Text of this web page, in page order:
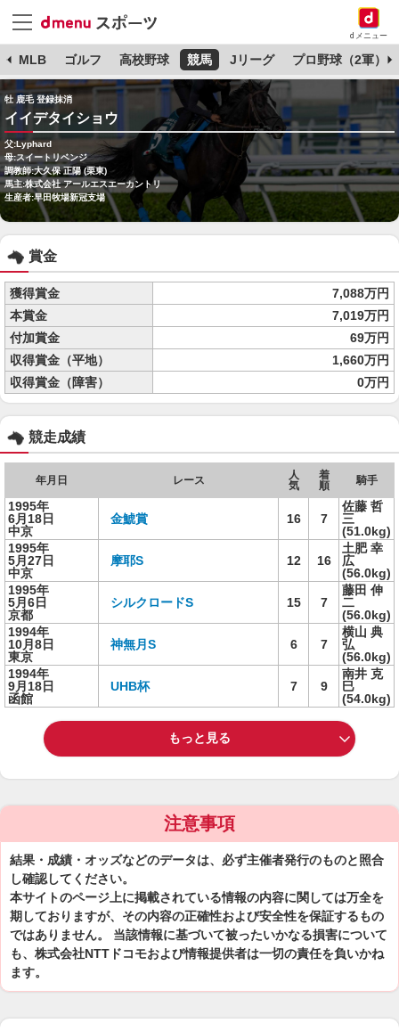
dメニュー
MLB ゴルフ 高校野球 競馬 Jリーグ プロ野球（2軍）
牡 鹿毛 登録抹消
イイデタイショウ
父:Lyphard
母:スイートリベンジ
調教師:大久保 正陽 (栗東)
馬主:株式会社 アールエスエーカントリ
生産者:早田牧場新冠支場
賞金
獲得賞金
7,088万円
本賞金
7,019万円
付加賞金
69万円
収得賞金（平地）
1,660万円
収得賞金（障害）
0万円
競走成績
年月日 レース
人
気
着
順
騎手
1995年
6月18日
中京
金鯱賞 16 7
佐藤 哲
三
(51.0kg)
1995年
5月27日
中京
摩耶S 12 16
土肥 幸
広
(56.0kg)
1995年
5月6日
京都
シルクロードS 15 7
藤田 伸
二
(56.0kg)
1994年
10月8日
東京
神無月S 6 7
横山 典
弘
(56.0kg)
1994年
9月18日
函館
UHB杯 7 9
南井 克
巳
(54.0kg)
もっと見る
注意事項
結果・成績・オッズなどのデータは、必ず主催者発行のものと照合
し確認してください。
本サイトのページ上に掲載されている情報の内容に関しては万全を
期しておりますが、その内容の正確性および安全性を保証するもの
ではありません。 当該情報に基づいて被ったいかなる損害について
も、株式会社NTTドコモおよび情報提供者は一切の責任を負いかね
ます。